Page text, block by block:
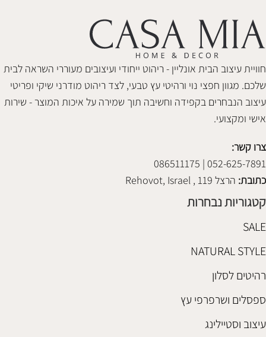
חוויית עיצוב הבית אונליין - ריהוט ייחודי ועיצובים מעוררי השראה לבית
שלכם. מגוון חפצי נוי ורהיטי עץ טבעי, לצד ריהוט מודרני שיקי ופריטי
עיצוב הנבחרים בקפידה וחשיבה תוך שמירה על איכות המוצר - שירות
אישי ומקצועי.
צרו קשר:
052-625-7891 | 086511175
כתובת: הרצל 119 , Rehovot, Israel
קטגוריות נבחרות
SALE
NATURAL STYLE
רהיטים לסלון
ספסלים ושרפרפי עץ
עיצוב וסטיילינג